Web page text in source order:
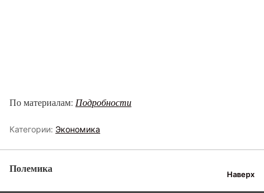
По материалам: Подробности
Категории: Экономика
Полемика Наверх